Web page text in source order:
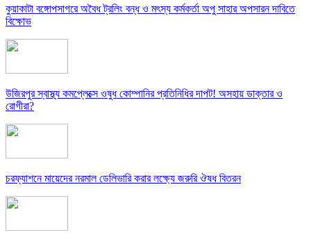
কুয়াকাটা বঙ্গোপসাগরে অবৈধ ট্রলিং বন্ধ ও মৎস্য কর্মকর্তা অপু সাহার অপসারন দাবিতে
বিক্ষোভ
উজিরপুর স্বাস্থ্য কমপ্লেক্সে ওষুধ কোম্পানির প্রতিনিধির দাপট! অসহায় ডাক্তার ও
রোগীরা?
চরফ্যাশনে মায়েদের নরমাল ডেলিভারি করার লক্ষ্যে জরুরি ঔষধ বিতরন